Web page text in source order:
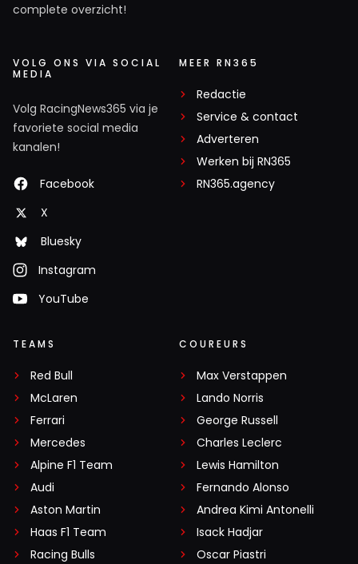
complete overzicht!
VOLG ONS VIA SOCIAL
MEDIA
Volg RacingNews365 via je
favoriete social media
kanalen!
Facebook
X
Bluesky
Instagram
YouTube
MEER RN365
Redactie
Service & contact
Adverteren
Werken bij RN365
RN365.agency
TEAMS
Red Bull
McLaren
Ferrari
Mercedes
Alpine F1 Team
Audi
Aston Martin
Haas F1 Team
Racing Bulls
COUREURS
Max Verstappen
Lando Norris
George Russell
Charles Leclerc
Lewis Hamilton
Fernando Alonso
Andrea Kimi Antonelli
Isack Hadjar
Oscar Piastri